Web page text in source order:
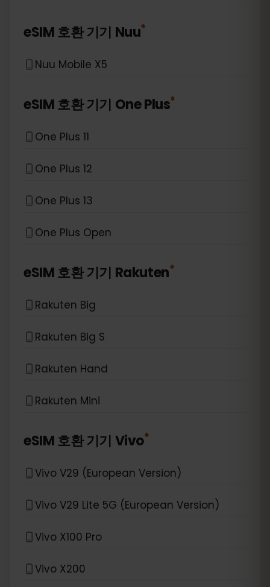
eSIM 호환 기기 Nuu*
Nuu Mobile X5
eSIM 호환 기기 One Plus*
One Plus 11
One Plus 12
One Plus 13
One Plus Open
eSIM 호환 기기 Rakuten*
Rakuten Big
Rakuten Big S
Rakuten Hand
Rakuten Mini
eSIM 호환 기기 Vivo*
Vivo V29 (European Version)
Vivo V29 Lite 5G (European Version)
Vivo X100 Pro
Vivo X200